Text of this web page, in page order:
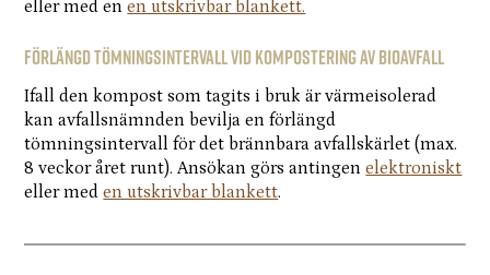
eller med enen utskrivbar blankett.
Förlängd tömningsintervall vid kompostering av bioavfall
Ifall den kompost som tagits i bruk är värmeisolerad
kan avfallsnämnden bevilja en förlängd
tömningsintervall för det brännbara avfallskärlet (max.
8 veckor året runt). Ansökan görs antingenelektroniskt
eller meden utskrivbar blankett.